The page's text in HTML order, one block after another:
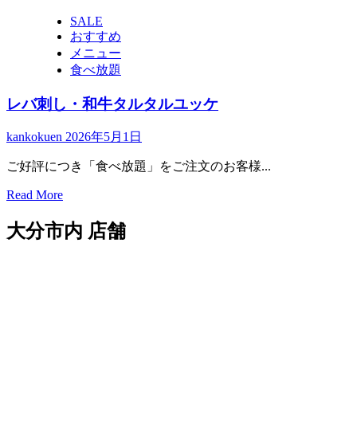
SALE
おすすめ
メニュー
食べ放題
レバ刺し・和牛タルタルユッケ
kankokuen 2026年5月1日
ご好評につき「食べ放題」をご注文のお客様...
Read MoreRead
about
レ
大分市内 店舗